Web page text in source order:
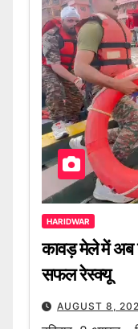
HARIDWAR
कावड़ मेले में अब
सफल रेस्क्यू
AUGUST 8,